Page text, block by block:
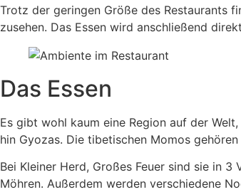
Trotz der geringen Größe des Restaurants
zusehen. Das Essen wird anschließend
Das Essen
Es gibt wohl kaum eine Region auf der
hin Gyozas. Die tibetischen Momos
Bei Kleiner Herd, Großes Feuer sind sie in
Möhren. Außerdem werden verschiedene